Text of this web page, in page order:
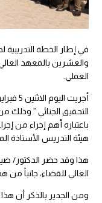
في إطار الخطة
والعشرين بالمعهد
العملي.
التحقيق الجنائي ” وذلك
باعتباره أهم إجراء من
هيئة التدريس الأستاذة
هذا وقد حضر الدكتور/
العالي للقضاء، جانباً من
ومن الجدير بالذكر أن